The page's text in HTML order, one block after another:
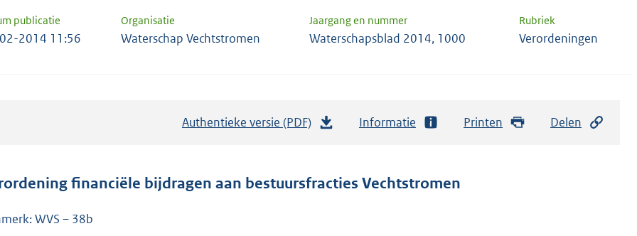
publicatie Organisatie Jaargang en nummer Rubriek
2014 11:56 Waterschap Vechtstromen Waterschapsblad 2014, 1000 Verordeningen
Authentieke versie (PDF)
t
Informatie Printen Delen
financiële bijdragen aan bestuursfracties Vechtstromen
WVS – 38b